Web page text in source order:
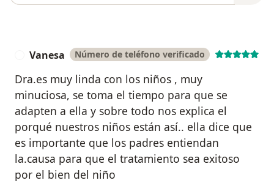
Vanesa Número de teléfono verificado
Dra.es muy linda con los niños , muy
minuciosa, se toma el tiempo para que se
adapten a ella y sobre todo nos explica el
porqué nuestros niños están así.. ella dice que
es importante que los padres entiendan
la.causa para que el tratamiento sea exitoso
por el bien del niño